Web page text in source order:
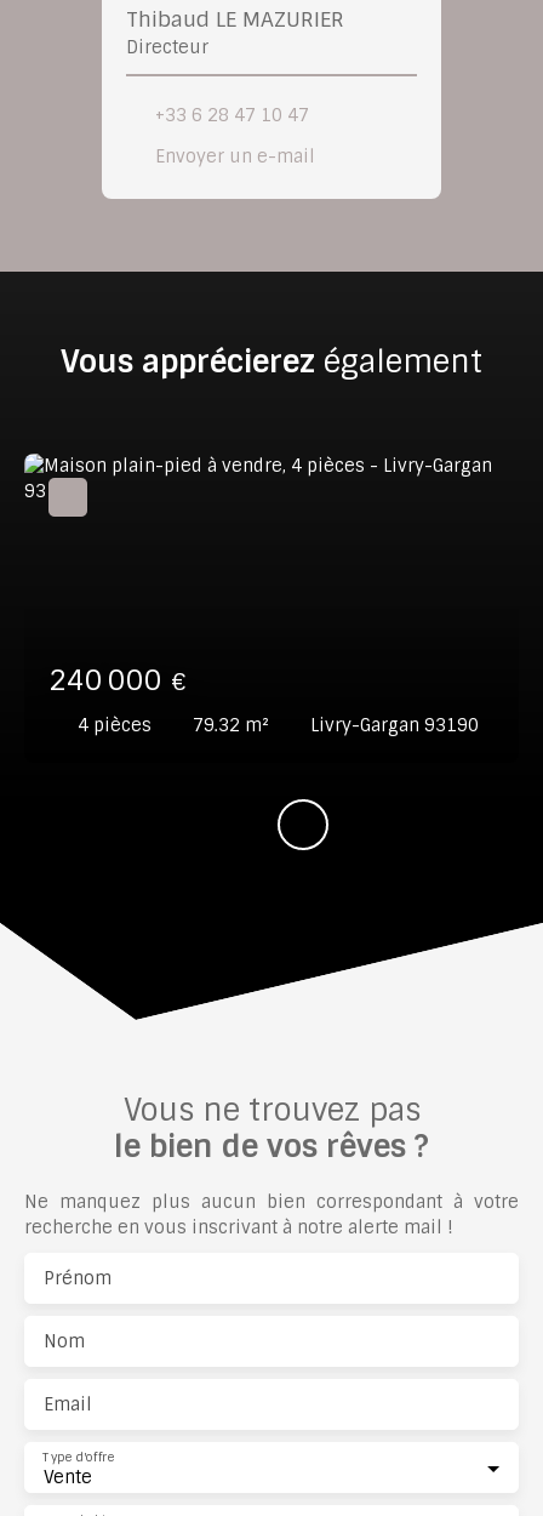
Thibaud LE MAZURIER
Directeur
+33 6 28 47 10 47
Envoyer un e-mail
Vous apprécierez également
240 000 €
4 pièces 79.32 m² Livry-Gargan 93190
Vous ne trouvez pas
le bien de vos rêves ?
Ne manquez plus aucun bien correspondant à votre
recherche en vous inscrivant à notre alerte mail !
Prénom
Nom
Email
Vente
Type d'offre